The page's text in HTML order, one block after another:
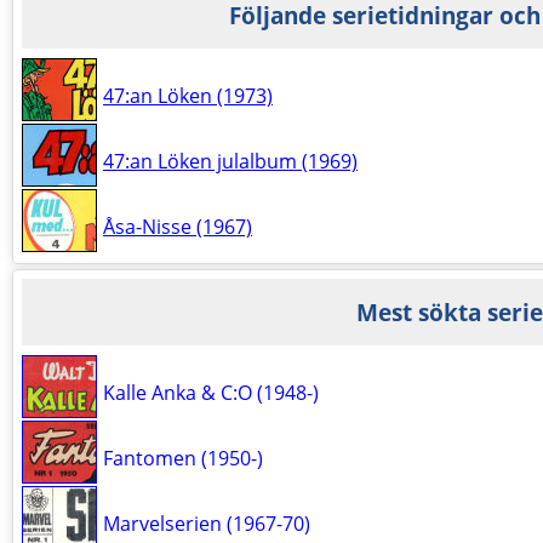
Följande serietidningar
47:an Löken (1973)
47:an Löken julalbum (1969)
Åsa-Nisse (1967)
Mest sökta
Kalle Anka & C:O (1948-)
Fantomen (1950-)
Marvelserien (1967-70)